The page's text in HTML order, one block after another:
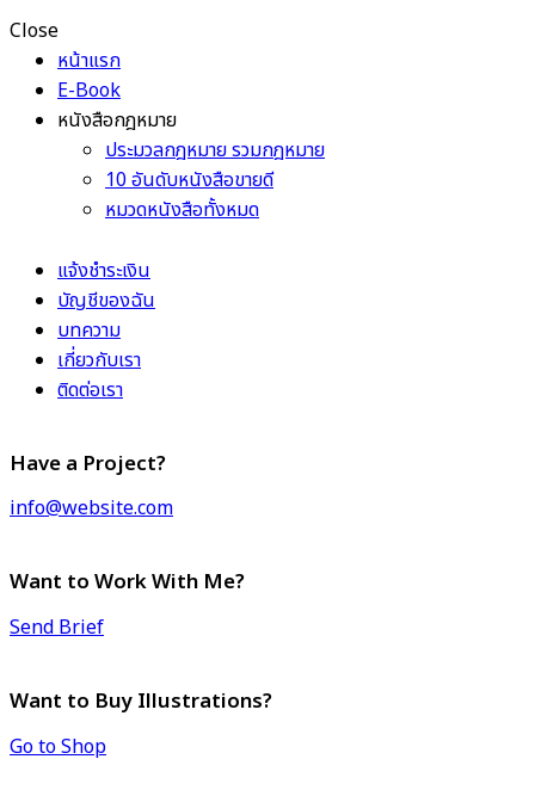
Close
หน้าแรก
E-Book
หนังสือกฎหมาย
ประมวลกฎหมาย รวมกฎหมาย
10 อันดับหนังสือขายดี
หมวดหนังสือทั้งหมด
แจ้งชำระเงิน
บัญชีของฉัน
บทความ
เกี่ยวกับเรา
ติดต่อเรา
Have a Project?
info@website.com
Want to Work With Me?
Send Brief
Want to Buy Illustrations?
Go to Shop